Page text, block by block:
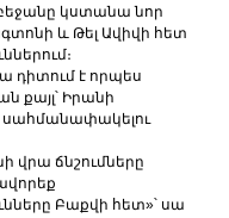
կստանա նոր
և Թել Ավիվի հետ
դիտում է որպես
քայլ՝ Իրանի
սահմանափակելու
վրա ճնշումները
Բաքվի հետ»՝ սա